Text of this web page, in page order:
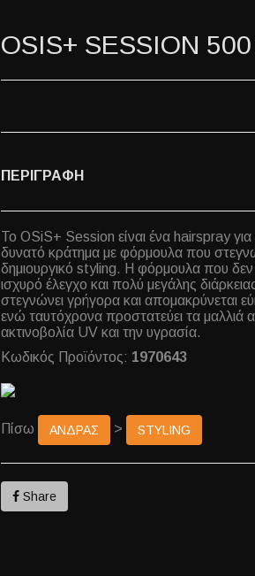
OSIS+ SESSION
ΠΕΡΙΓΡΑΦΗ
Το OSiS+ Session είναι ένα hairspray για
δυνατό κράτημα με φόρμουλα που
δημιουργικό styling. Η φόρμουλα που δεν
ισχυρό έλεγχο και πολύ μεγάλης
στεγνώνει γρήγορα και απομακρύνεται
ενώ ταυτόχρονα προστατεύει τα μαλλιά
ακτινοβολία UV και την υγρασία.
Κωδικός Προϊόντος: 1970643
Πίσω ΑΝΔΡΑΣ > STYLING
Share